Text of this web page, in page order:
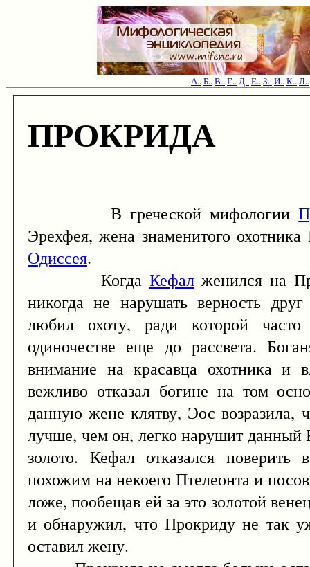
А..Б..В..Г..Д..Е..З..И..К..Л..
ПРОКРИДА
В греческой мифологии
Эрехфея, жена знаменитого
Одиссея.
Когда Кефалженился на
никогда не нарушать верность
любил охоту, ради которой
одиночестве еще до рассвета.
внимание на красавца охотника и
вежливо отказал богине на том
данную жене клятву, Эос возразила,
лучше, чем он, легко нарушит данный
золото. Кефал отказался
похожим на некоего Птелеонта и
ложе, пообещав ей за это золотой
и обнаружил, что Прокриду не так
оставил жену.